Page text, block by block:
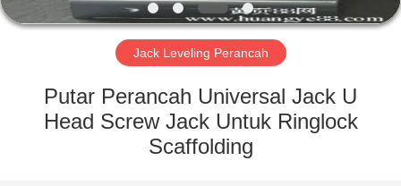
TUR
KONTROL
Jack Leveling Perancah
Putar Perancah Universal Jack U
Head Screw Jack Untuk Ringlock
Scaffolding